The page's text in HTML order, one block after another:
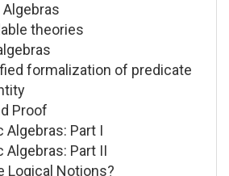
Algebras
theories
formalization of predicate
Proof
Algebras: Part I
Algebras: Part II
Logical Notions?